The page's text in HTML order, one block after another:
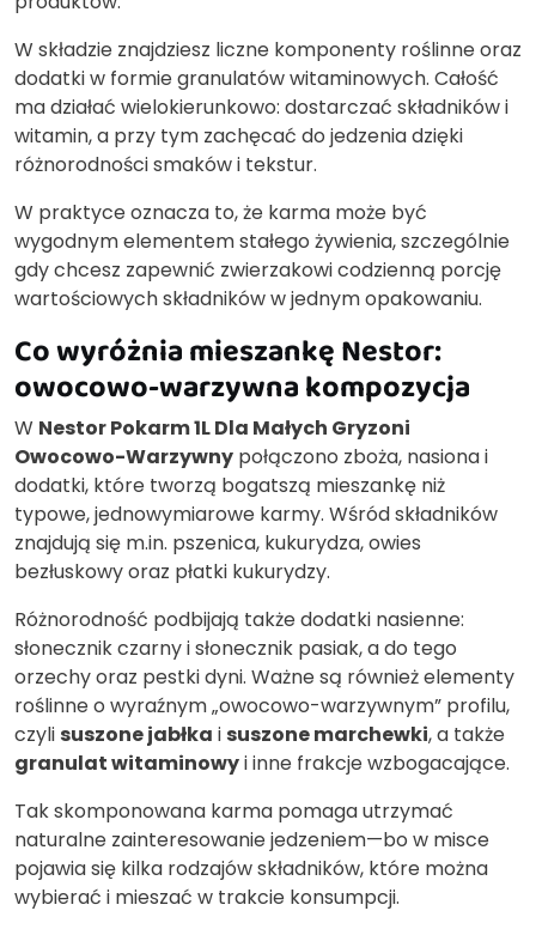
W składzie znajdziesz liczne komponenty roślinne oraz
dodatki w formie granulatów witaminowych. Całość
ma działać wielokierunkowo: dostarczać składników i
witamin, a przy tym zachęcać do jedzenia dzięki
różnorodności smaków i tekstur.
W praktyce oznacza to, że karma może być
wygodnym elementem stałego żywienia, szczególnie
gdy chcesz zapewnić zwierzakowi codzienną porcję
wartościowych składników w jednym opakowaniu.
Co wyróżnia mieszankę Nestor:
owocowo-warzywna kompozycja
W Nestor Pokarm 1L Dla Małych Gryzoni
Owocowo-Warzywny połączono zboża, nasiona i
dodatki, które tworzą bogatszą mieszankę niż
typowe, jednowymiarowe karmy. Wśród składników
znajdują się m.in. pszenica, kukurydza, owies
bezłuskowy oraz płatki kukurydzy.
Różnorodność podbijają także dodatki nasienne:
słonecznik czarny i słonecznik pasiak, a do tego
orzechy oraz pestki dyni. Ważne są również elementy
roślinne o wyraźnym „owocowo-warzywnym” profilu,
czyli suszone jabłka i suszone marchewki, a także
granulat witaminowyi inne frakcje wzbogacające.
Tak skomponowana karma pomaga utrzymać
naturalne zainteresowanie jedzeniem—bo w misce
pojawia się kilka rodzajów składników, które można
wybierać i mieszać w trakcie konsumpcji.